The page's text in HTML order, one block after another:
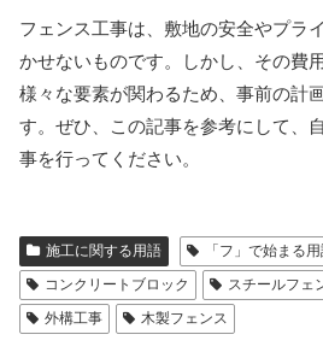
フェンス工事は、敷地の安全やプラ
かせないものです。しかし、その費
様々な要素が関わるため、事前の計
す。ぜひ、この記事を参考にして、
事を行ってください。
施工に関する用語 「フ」で始まる
コンクリートブロック
スチールフェ
外構工事
木製フェンス